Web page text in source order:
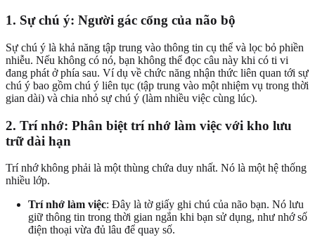
1. Sự chú ý: Người gác cổng của não bộ
Sự chú ý là khả năng tập trung vào thông tin cụ thể và lọc bỏ phiền
nhiễu. Nếu không có nó, bạn không thể đọc câu này khi có ti vi
đang phát ở phía sau. Ví dụ về chức năng nhận thức liên quan tới sự
chú ý bao gồm chú ý liên tục (tập trung vào một nhiệm vụ trong thời
gian dài) và chia nhỏ sự chú ý (làm nhiều việc cùng lúc).
2. Trí nhớ: Phân biệt trí nhớ làm việc với kho lưu
trữ dài hạn
Trí nhớ không phải là một thùng chứa duy nhất. Nó là một hệ thống
nhiều lớp.
Trí nhớ làm việc: Đây là tờ giấy ghi chú của não bạn. Nó lưu
giữ thông tin trong thời gian ngắn khi bạn sử dụng, như nhớ số
điện thoại vừa đủ lâu để quay số.